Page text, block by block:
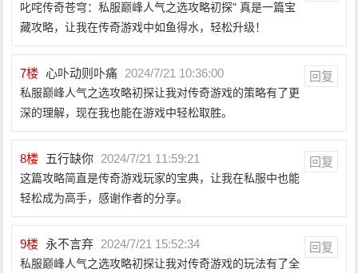
叱咤传奇苍穹：私服巅峰人气之选攻略初探" 真是一篇宝
藏攻略，让我在传奇游戏中如鱼得水，轻松升级！
7楼 心卟动则卟痛 2024/7/21 10:36:00 回复
私服巅峰人气之选攻略初探让我对传奇游戏的策略有了更
深的理解，现在我也能在游戏中轻松取胜。
8楼 五行缺你 2024/7/21 11:59:21 回复
这篇攻略简直是传奇游戏玩家的宝典，让我在私服中也能
轻松成为高手，感谢作者的分享。
9楼 永不言弃 2024/7/21 15:52:34 回复
私服巅峰人气之选攻略初探让我对传奇游戏的玩法有了全